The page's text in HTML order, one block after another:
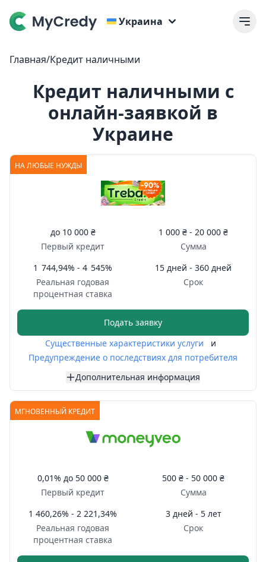
Украина
Главная/Кредит наличными
Кредит наличными с
онлайн-заявкой в
Украине
НА ЛЮБЫЕ НУЖДЫ
до 10 000 ₴
Первый кредит
1 000 ₴ - 20 000 ₴
Сумма
1 744,94% - 4 545%
Реальная годовая
процентная ставка
15 дней - 360 дней
Срок
Подать заявку
Существенные характеристики услуги
и
Предупреждение о последствиях для потребителя
Дополнительная информация
МГНОВЕННЫЙ КРЕДИТ
0,01% до 50 000 ₴
Первый кредит
500 ₴ - 50 000 ₴
Сумма
1 460,26% - 2 221,34%
Реальная годовая
процентная ставка
3 дней - 5 лет
Срок